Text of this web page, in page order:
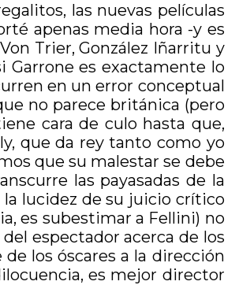
las nuevas películas
apenas media hora -y es
Trier, González Iñarritu y
Garrone es exactamente lo
en un error conceptual
no parece británica (pero
cara de culo hasta que,
que da rey tanto como yo
que su malestar se debe
las payasadas de la
lucidez de su juicio crítico
es subestimar a Fellini) no
espectador acerca de los
los óscares a la dirección
es mejor director